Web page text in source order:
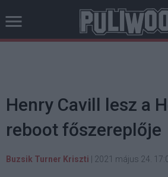
Henry Cavill lesz a
reboot főszereplője
Buzsik Turner Kriszti 2021 május 24.